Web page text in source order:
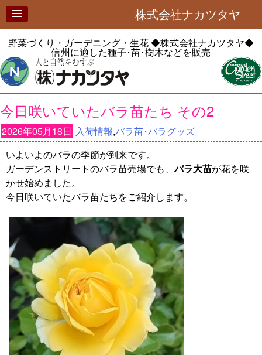
株式会社ナカツタヤ
野菜づくり・ガーデニング・生花◆株式会社ナカツタヤ◆
信州に適した種子･苗･樹木などを販売
今日咲いていたバラ苗たち その2
2026年05月18日 入荷情報,バラ苗･バラグッズ
いよいよのバラの季節が到来です。
ガーデンストリートのバラ苗売場でも、バラ大苗が花を咲
かせ始めました。
今日咲いていたバラ苗たちをご紹介します。